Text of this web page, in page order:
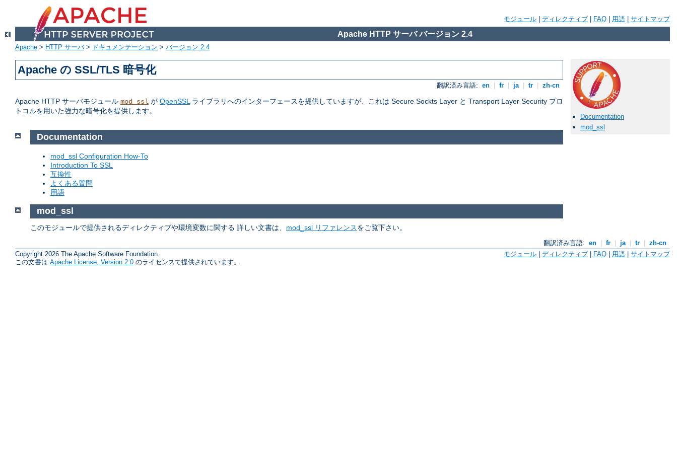
モジュール ディレクティブ FAQ 用語 サイトマップ
Apache HTTP サーバ バージョン 2.4
Apache > HTTP サーバ> ドキュメンテーション > バージョン 2.4
Apache の SSL/TLS 暗号化
翻訳済み言語: en fr ja tr zh-cn
Apache HTTP サーバモジュール mod_ssl が OpenSSLライブラリへのインターフェースを提供していますが、これは Secure Sockts Layer と Transport Layer Security プロ
トコルを用いた強力な暗号化を提供します。
Documentation
mod_ssl
Documentation
mod_ssl Configuration How-To
Introduction To SSL
互換性
よくある質問
用語
mod_ssl
このモジュールで提供されるディレクティブや環境変数に関する 詳しい文書は、 mod_ssl リファレンスをご覧下さい。
翻訳済み言語: en fr ja tr
zh-cn
Copyright 2026 The Apache Software Foundation.
この文書は Apache License, Version 2.0 のライセンスで提供されています。.
モジュール ディレクティブ FAQ 用語 サイトマップ